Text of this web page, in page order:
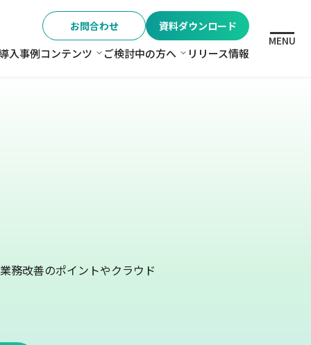
お問合わせ 資料ダウンロード
入事例コンテンツ コンテンツ
ご検討中の方へ ご検討中の方へ
リリース情報
MENU
務改善のポイントやクラウド